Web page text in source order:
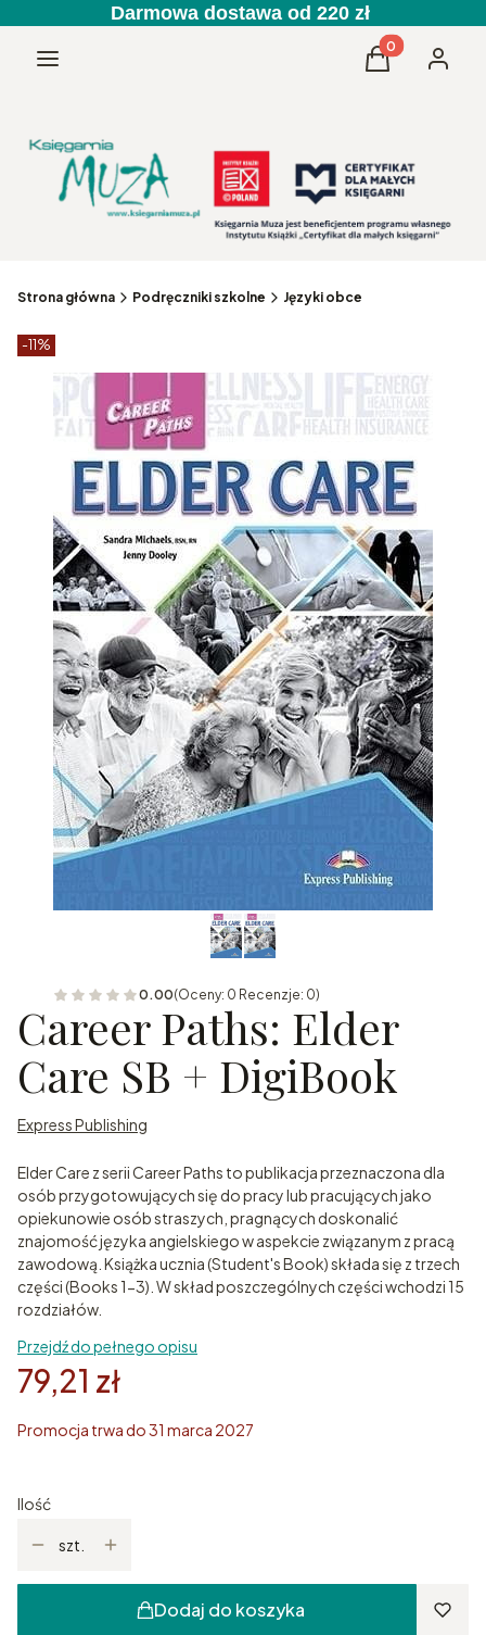
Darmowa dostawa od 220 zł
Menu Produkty w
Koszyk
Strona główna Podręczniki szkolne Języki obce
Etykiety produktu
-11%
0.00(Oceny: 0 Recenzje: 0)
Career Paths: Elder
Care SB + DigiBook
Express Publishing
Elder Care z serii Career Paths to publikacja przeznaczona dla
osób przygotowujących się do pracy lub pracujących jako
opiekunowie osób straszych, pragnących doskonalić
znajomość języka angielskiego w aspekcie związanym z pracą
zawodową. Książka ucznia (Student's Book) składa się z trzech
części (Books 1-3). W skład poszczególnych części wchodzi 15
rozdziałów.
Przejdź do pełnego opisu
79,21 zł
Promocja trwa do 31 marca 2027
Ilość
szt.
Dodaj do koszyka